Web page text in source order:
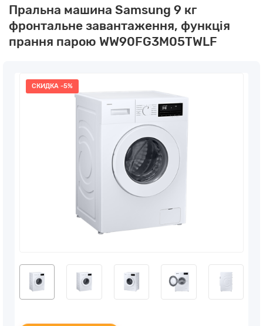
Пральна машина Samsung 9 кг
фронтальне завантаження, функція
прання парою WW90FG3M05TWLF
СКИДКА -5%